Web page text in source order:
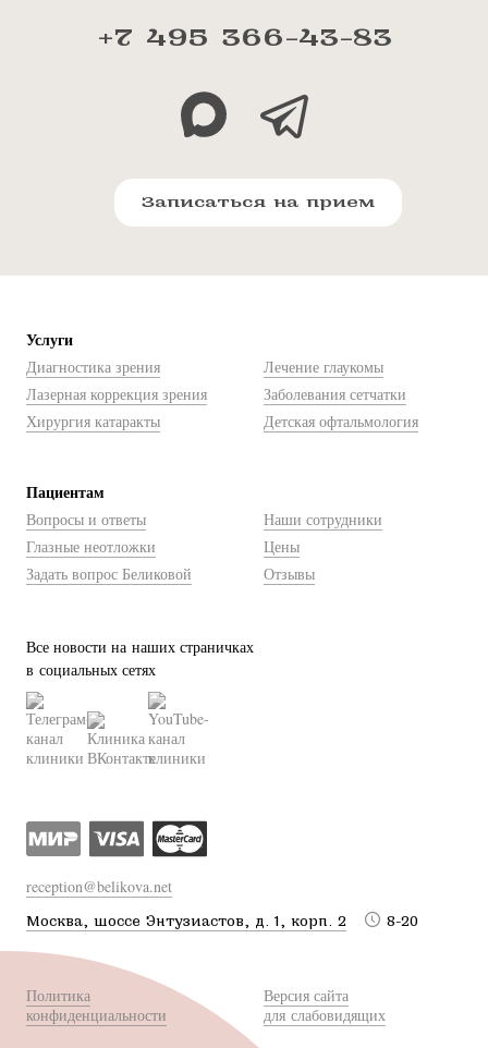
+7 495 366-43-83
Записаться на прием
Услуги
Диагностика зрения
Лазерная коррекция зрения
Хирургия катаракты
Лечение глаукомы
Заболевания сетчатки
Детская офтальмология
Пациентам
Вопросы и ответы
Глазные неотложки
Задать вопрос Беликовой
Наши сотрудники
Цены
Отзывы
Все новости на наших страничках
в социальных сетях
reception@belikova.net
Москва, шоссе Энтузиастов, д. 1, корп. 2 8-20
Политика
конфиденциальности
Версия сайта
для слабовидящих